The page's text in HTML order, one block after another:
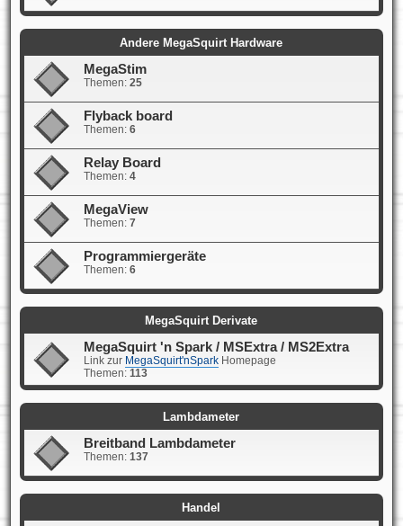
Andere MegaSquirt Hardware
MegaStim
Themen: 25
Flyback board
Themen: 6
Relay Board
Themen: 4
MegaView
Themen: 7
Programmiergeräte
Themen: 6
MegaSquirt Derivate
MegaSquirt 'n Spark / MSExtra / MS2Extra
Link zur MegaSquirt'nSparkHomepage
Themen: 113
Lambdameter
Breitband Lambdameter
Themen: 137
Handel